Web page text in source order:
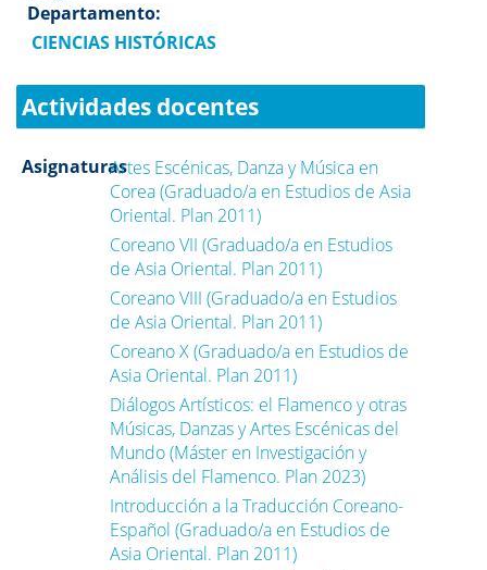
Departamento:
CIENCIAS HISTÓRICAS
Actividades docentes
AsignaturasArtes Escénicas, Danza y Música en
Corea (Graduado/a en Estudios de Asia
Oriental. Plan 2011)
Coreano VII (Graduado/a en Estudios
de Asia Oriental. Plan 2011)
Coreano VIII (Graduado/a en Estudios
de Asia Oriental. Plan 2011)
Coreano X (Graduado/a en Estudios de
Asia Oriental. Plan 2011)
Diálogos Artísticos: el Flamenco y otras
Músicas, Danzas y Artes Escénicas del
Mundo (Máster en Investigación y
Análisis del Flamenco. Plan 2023)
Introducción a la Traducción Coreano-
Español (Graduado/a en Estudios de
Asia Oriental. Plan 2011)